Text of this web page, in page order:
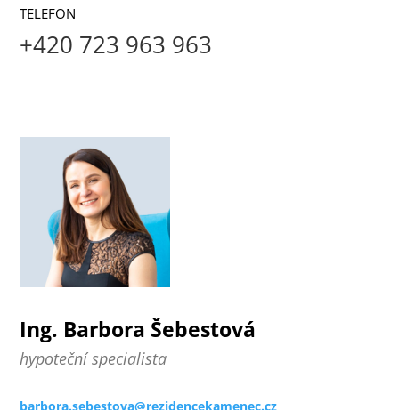
TELEFON
+420 723 963 963
Ing. Barbora Šebestová
hypoteční specialista
barbora.sebestova@rezidencekamenec.cz